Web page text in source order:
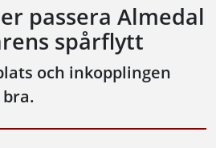
passera Almedal
spårflytt
och inkopplingen